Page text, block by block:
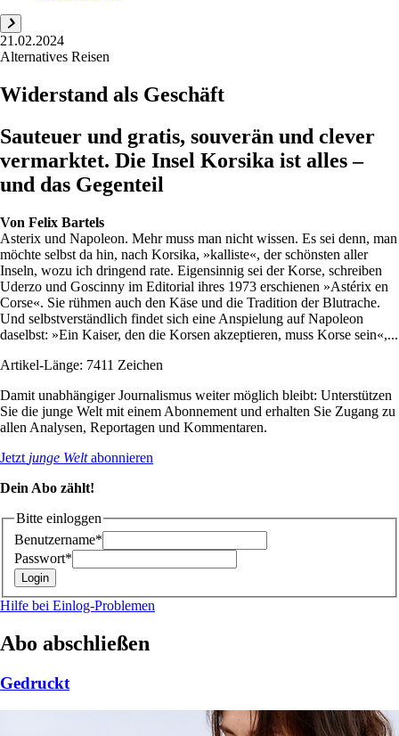
21.02.2024
Alternatives Reisen
Widerstand als Geschäft
Sauteuer und gratis, souverän und clever
vermarktet. Die Insel Korsika ist alles –
und das Gegenteil
Von Felix Bartels
Asterix und Napoleon. Mehr muss man nicht wissen. Es sei denn, man
möchte selbst da hin, nach Korsika, »kalliste«, der schönsten aller
Inseln, wozu ich dringend rate. Eigensinnig sei der Korse, schrei­ben
Uderzo und Goscinny im Editorial ihres 1973 erschienen »Astérix en
Corse«. Sie rühmen auch den Käse und die Tradition der Blutrache.
Und selbstverständlich findet sich eine Anspielung auf Napoleon
daselbst: »Ein Kaiser, den die Korsen akzeptieren, muss Korse sein«,...
Artikel-Länge: 7411 Zeichen
Damit unabhängiger Journalismus weiter möglich bleibt: Unterstützen
Sie die junge Welt mit einem Abonnement und erhalten Sie Zugang zu
allen Analysen, Reportagen und Kommentaren.
Jetzt junge Weltabonnieren
Dein Abo zählt!
Bitte einloggen
Benutzername*
Passwort*
Hilfe bei Einlog-Problemen
Abo abschließen
Gedruckt